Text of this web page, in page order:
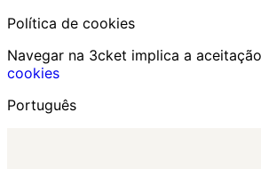
Política de cookies
Navegar na 3cket implica a
cookies
Português